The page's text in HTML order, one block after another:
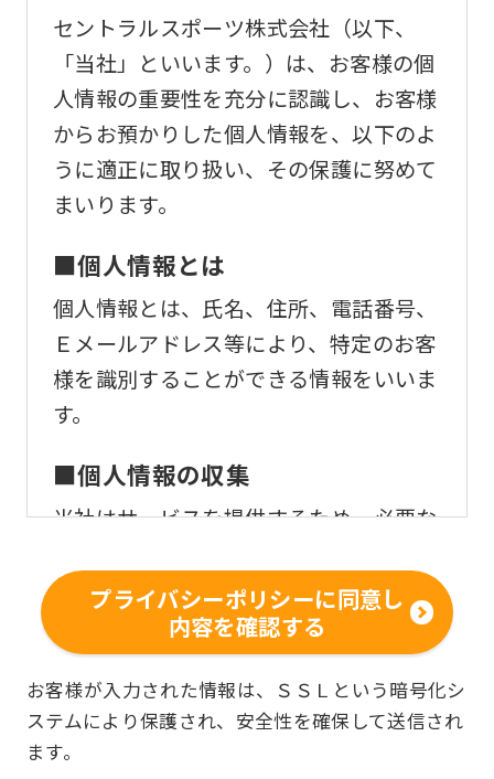
セントラルスポーツ株式会社（以下、
「当社」といいます。）は、お客様の個
人情報の重要性を充分に認識し、お客様
からお預かりした個人情報を、以下のよ
うに適正に取り扱い、その保護に努めて
まいります。
■個人情報とは
個人情報とは、氏名、住所、電話番号、
Ｅメールアドレス等により、特定のお客
様を識別することができる情報をいいま
す。
■個人情報の収集
当社はサービスを提供するため、必要な
客様の個人情報を収集いたします。
■個人情報の利用
お客様からお預かりした個人情報は、以
下の目的で使用させて頂きます。また、
違法または不当な行為を助長し、または
プライバシーポリシーに同意し
内容を確認する
お客様が入力された情報は、ＳＳＬという暗号化シ
ステムにより保護され、安全性を確保して送信され
ます。